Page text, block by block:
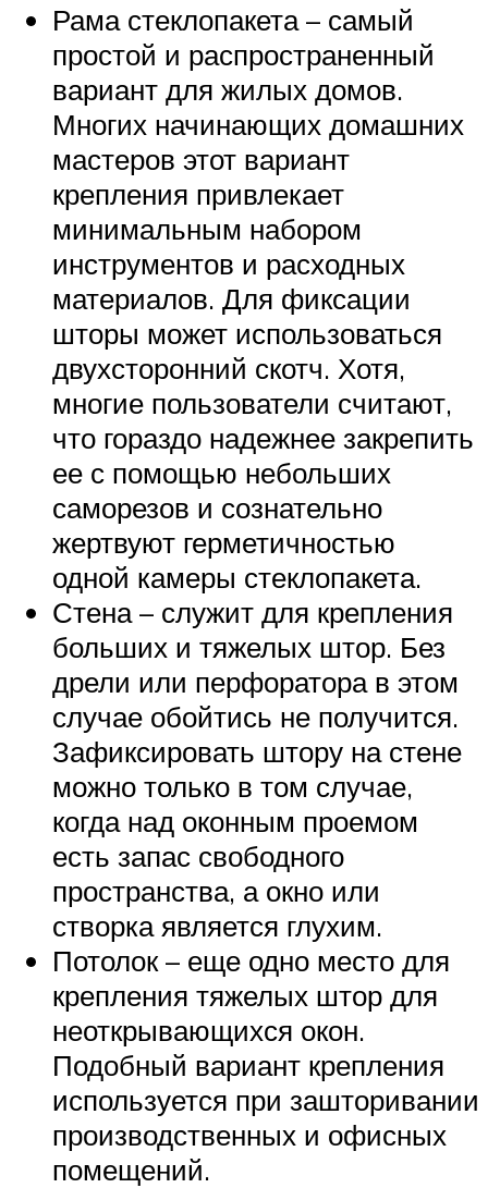
Рама стеклопакета – самый
простой и распространенный
вариант для жилых домов.
Многих начинающих домашних
мастеров этот вариант
крепления привлекает
минимальным набором
инструментов и расходных
материалов. Для фиксации
шторы может использоваться
двухсторонний скотч. Хотя,
многие пользователи считают,
что гораздо надежнее закрепить
ее с помощью небольших
саморезов и сознательно
жертвуют герметичностью
одной камеры стеклопакета.
Стена – служит для крепления
больших и тяжелых штор. Без
дрели или перфоратора в этом
случае обойтись не получится.
Зафиксировать штору на стене
можно только в том случае,
когда над оконным проемом
есть запас свободного
пространства, а окно или
створка является глухим.
Потолок – еще одно место для
крепления тяжелых штор для
неоткрывающихся окон.
Подобный вариант крепления
используется при зашторивании
производственных и офисных
помещений.